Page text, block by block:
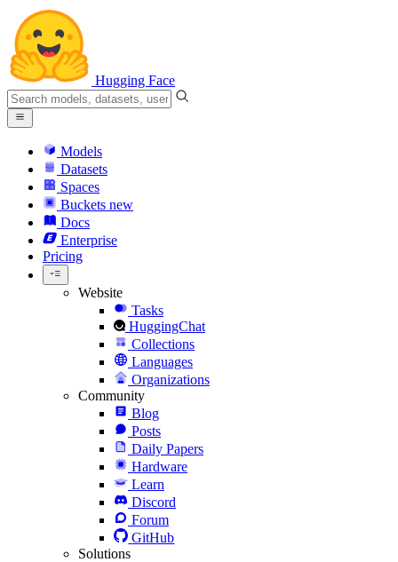
Hugging Face
Models
Datasets
Spaces
Buckets new
Docs
Enterprise
Pricing
Website
Tasks
HuggingChat
Collections
Languages
Organizations
Community
Blog
Posts
Daily Papers
Hardware
Learn
Discord
Forum
GitHub
Solutions